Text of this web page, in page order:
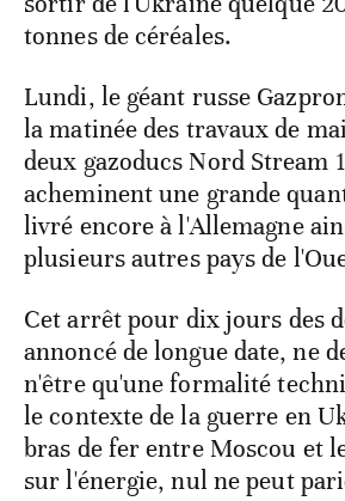
tonnes de céréales.
Lundi, le géant russe
la matinée des travaux de
deux gazoducs Nord Stream
acheminent une grande
livré encore à l'Allemagne
plusieurs autres pays de
Cet arrêt pour dix jours des
annoncé de longue date, ne
n'être qu'une formalité
le contexte de la guerre en
bras de fer entre Moscou et
sur l'énergie, nul ne peut